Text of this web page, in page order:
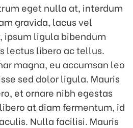
eget nulla at, interdum
gravida, lacus vel
ligula bibendum
lectus libero ac tellus.
magna, eu accumsan leo
sed dolor ligula. Mauris
et ornare nibh egestas
at diam fermentum, id
Nulla facilisi. Mauris